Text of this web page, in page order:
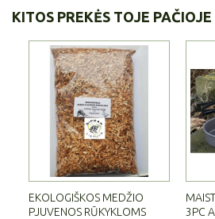
KITOS PREKĖS TOJE
EKOLOGIŠKOS MEDŽIO
PJUVENOS RŪKYKLOMS
3PC